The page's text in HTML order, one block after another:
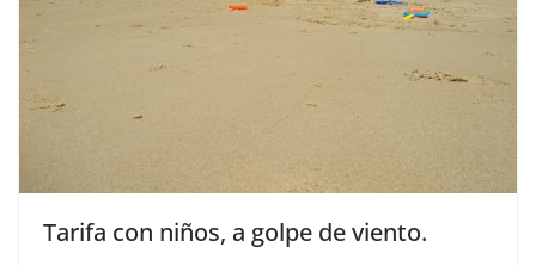
Tarifa con niños, a golpe de viento.